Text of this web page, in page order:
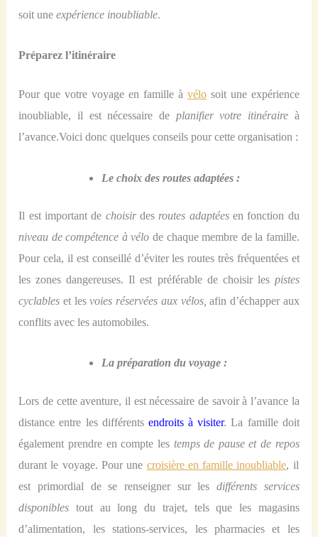
soit uneexpérience inoubliable.
Préparez l’itinéraire
Pour que votre voyage en famille à vélosoit une expérience
inoubliable, il est nécessaire de planifier votre itinéraire à
l’avance.Voici donc quelques conseils pour cette organisation :
Le choix des routes adaptées :
Il est important de choisirdes routes adaptéesen fonction du
niveau de compétence à vélo de chaque membre de la famille.
Pour cela, il est conseillé d’éviter les routes très fréquentées et
les zones dangereuses. Il est préférable de choisir les pistes
cyclables et lesvoies réservées aux vélos, afin d’échapper aux
conflits avec les automobiles.
La préparation du voyage :
Lors de cette aventure, il est nécessaire de savoirà l’avance la
distance entre les différents endroits à visiter. La famille doit
également prendre en compte les temps de pause et de repos
durant le voyage. Pourune croisière en famille inoubliable, il
est primordial de se renseigner sur lesdifférents services
disponibles tout au long du trajet, tels que les magasins
d’alimentation, les stations-services, les pharmacies et les